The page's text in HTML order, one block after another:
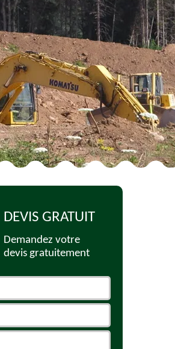
DEVIS GRATUIT
Demandez votre
devis gratuitement